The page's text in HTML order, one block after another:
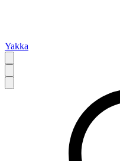
Yakka